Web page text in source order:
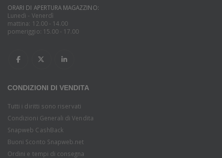
ORARI DI APERTURA MAGAZZINO:
Lunedi - Venerdì
mattina: 12.00 - 14.00
pomeriggio: 15.00 - 17.00
CONDIZIONI DI VENDITA
Tutti i diritti sono riservati
Condizioni Generali di Vendita
Snapweb CashBack
Buoni Sconto Snapweb.net
Ordini e tempi di consegna